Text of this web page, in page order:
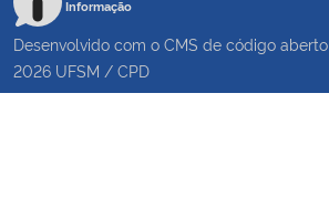
Informação
Desenvolvido com o CMS de código aberto
2026 UFSM / CPD